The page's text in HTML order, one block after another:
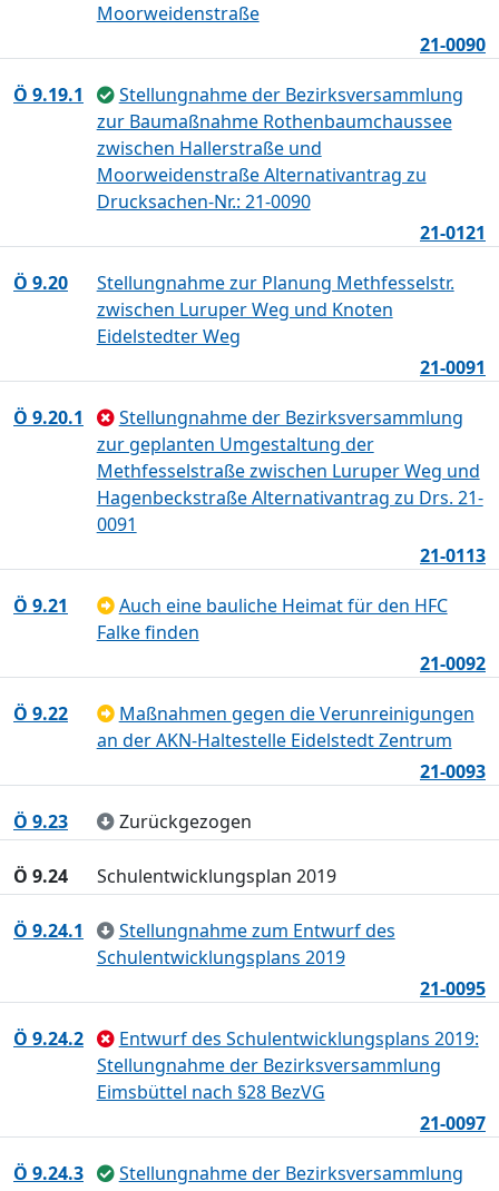
Moorweidenstraße
21-0090
Ö 9.19.1
Stellungnahme der Bezirksversammlung
zur Baumaßnahme Rothenbaumchaussee
zwischen Hallerstraße und
Moorweidenstraße Alternativantrag zu
Drucksachen-Nr.: 21-0090
21-0121
Ö 9.20
Stellungnahme zur Planung Methfesselstr.
zwischen Luruper Weg und Knoten
Eidelstedter Weg
21-0091
Ö 9.20.1
Stellungnahme der Bezirksversammlung
zur geplanten Umgestaltung der
Methfesselstraße zwischen Luruper Weg und
Hagenbeckstraße Alternativantrag zu Drs. 21-
0091
21-0113
Ö 9.21
Auch eine bauliche Heimat für den HFC
Falke finden
21-0092
Ö 9.22
Maßnahmen gegen die Verunreinigungen
an der AKN-Haltestelle Eidelstedt Zentrum
21-0093
Ö 9.23 Zurückgezogen
Ö 9.24 Schulentwicklungsplan 2019
Ö 9.24.1
Stellungnahme zum Entwurf des
Schulentwicklungsplans 2019
21-0095
Ö 9.24.2
Entwurf des Schulentwicklungsplans 2019:
Stellungnahme der Bezirksversammlung
Eimsbüttel nach §28 BezVG
21-0097
Ö 9.24.3
Stellungnahme der Bezirksversammlung